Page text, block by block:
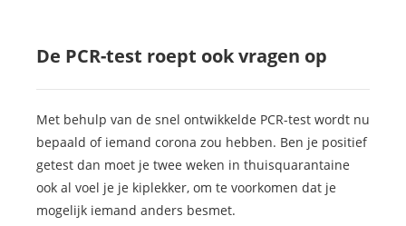
De PCR-test roept ook vragen op
Met behulp van de snel ontwikkelde PCR-test wordt nu
bepaald of iemand corona zou hebben. Ben je positief
getest dan moet je twee weken in thuisquarantaine
ook al voel je je kiplekker, om te voorkomen dat je
mogelijk iemand anders besmet.